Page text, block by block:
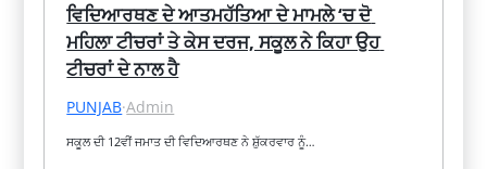
ਵਿਦਿਆਰਥਣ ਦੇ ਆਤਮਹੱਤਿਆ ਦੇ ਮਾਮਲੇ ‘ਚ ਦੋ
ਮਹਿਲਾ ਟੀਚਰਾਂ ਤੇ ਕੇਸ ਦਰਜ, ਸਕੂਲ ਨੇ ਕਿਹਾ ਉਹ
ਟੀਚਰਾਂ ਦੇ ਨਾਲ ਹੈ
PUNJAB·Admin
ਸਕੂਲ ਦੀ 12ਵੀਂ ਜਮਾਤ ਦੀ ਵਿਦਿਆਰਥਣ ਨੇ ਸ਼ੁੱਕਰਵਾਰ ਨੂੰ…